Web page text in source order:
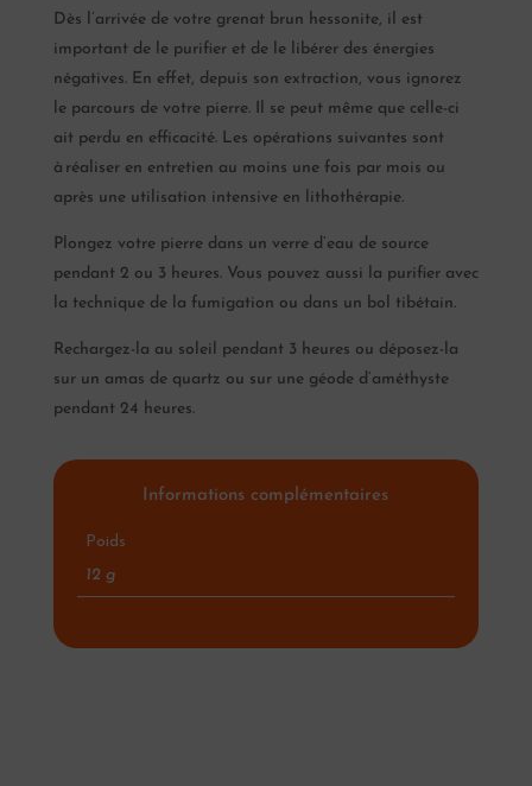
Dès l’arrivée de votre grenat brun hessonite, il est
important de le purifier et de le libérer des énergies
négatives. En effet, depuis son extraction, vous ignorez
le parcours de votre pierre. Il se peut même que celle-ci
ait perdu en efficacité. Les opérations suivantes sont
à réaliser en entretien au moins une fois par mois ou
après une utilisation intensive en lithothérapie.
Plongez votre pierre dans un verre d’eau de source
pendant 2 ou 3 heures. Vous pouvez aussi la purifier avec
la technique de la fumigation ou dans un bol tibétain.
Rechargez-la au soleil pendant 3 heures ou déposez-la
sur un amas de quartz ou sur une géode d’améthyste
pendant 24 heures.
Informations complémentaires
Poids
12 g